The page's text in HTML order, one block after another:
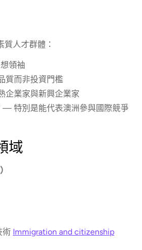
人才群體：
領袖
質而非投資門檻
企業家與新興企業家
— 特別是能代表澳洲參與國際競爭
域
術 Immigration and citizenship